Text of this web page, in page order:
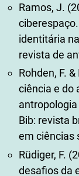
Ramos, J.
identitária
revista de
Rohden, F.
ciência e do
Bib: revista
em ciências
Rüdiger, F.
desafios da